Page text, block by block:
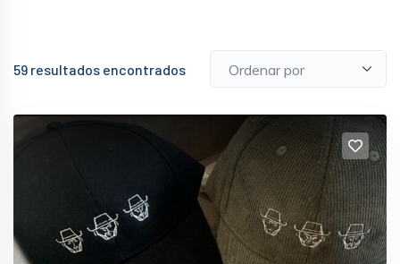
59 resultados encontrados